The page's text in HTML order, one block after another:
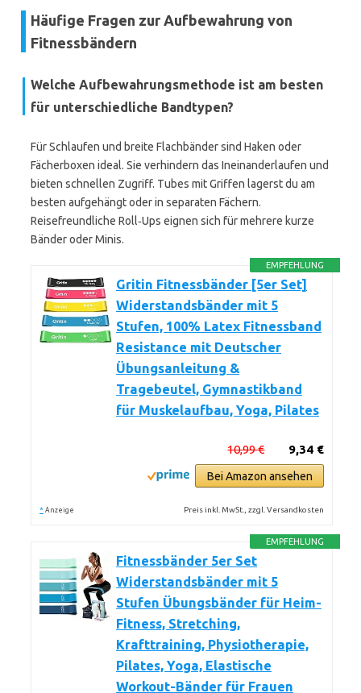
Häufige Fragen zur Aufbewahrung von
Fitnessbändern
Welche Aufbewahrungsmethode ist am besten
für unterschiedliche Bandtypen?
Für Schlaufen und breite Flachbänder sind Haken oder
Fächerboxen ideal. Sie verhindern das Ineinanderlaufen und
bieten schnellen Zugriff. Tubes mit Griffen lagerst du am
besten aufgehängt oder in separaten Fächern.
Reisefreundliche Roll‑Ups eignen sich für mehrere kurze
Bänder oder Minis.
EMPFEHLUNG
Gritin Fitnessbänder [5er Set]
Widerstandsbänder mit 5
Stufen, 100% Latex Fitnessband
Resistance mit Deutscher
Übungsanleitung &
Tragebeutel, Gymnastikband
für Muskelaufbau, Yoga, Pilates
9,34 €
10,99 €
Bei Amazon ansehen
* Anzeige Preis inkl. MwSt., zzgl. Versandkosten
EMPFEHLUNG
Fitnessbänder 5er Set
Widerstandsbänder mit 5
Stufen Übungsbänder für Heim-
Fitness, Stretching,
Krafttraining, Physiotherapie,
Pilates, Yoga, Elastische
Workout-Bänder für Frauen